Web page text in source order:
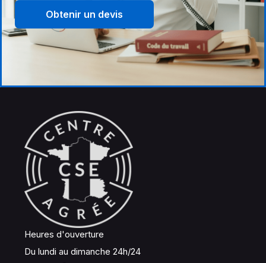
Obtenir un devis
Heures d'ouverture
Du lundi au dimanche 24h/24